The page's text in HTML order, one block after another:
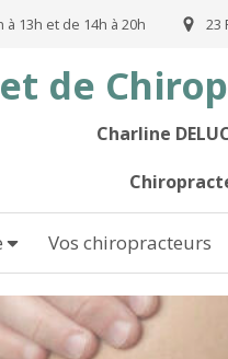
13h et de 14h à 20h 23
de
Charline
Vos chiropracteurs